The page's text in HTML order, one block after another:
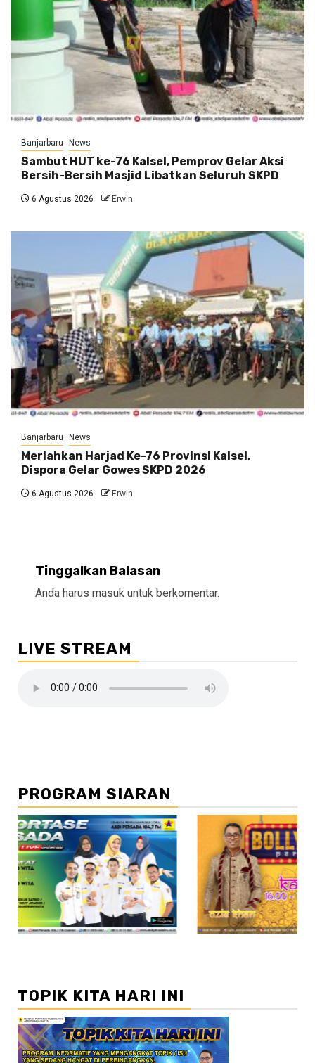
Banjarbaru News
Sambut HUT ke-76 Kalsel, Pemprov Gelar Aksi
Bersih-Bersih Masjid Libatkan Seluruh SKPD
6 Agustus 2026 Erwin
Banjarbaru News
Meriahkan Harjad Ke-76 Provinsi Kalsel,
Dispora Gelar Gowes SKPD 2026
6 Agustus 2026 Erwin
Tinggalkan Balasan
Anda harus masuk untuk berkomentar.
LIVE STREAM
PROGRAM SIARAN
//2
TOPIK KITA HARI INI